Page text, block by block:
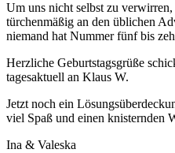
Um uns nicht selbst zu
türchenmäßig an den üblichen
niemand hat Nummer fünf bis
Herzliche Geburtstagsgrüße
tagesaktuell an Klaus W.
Jetzt noch ein
viel Spaß und einen knisternden
Ina & Valeska